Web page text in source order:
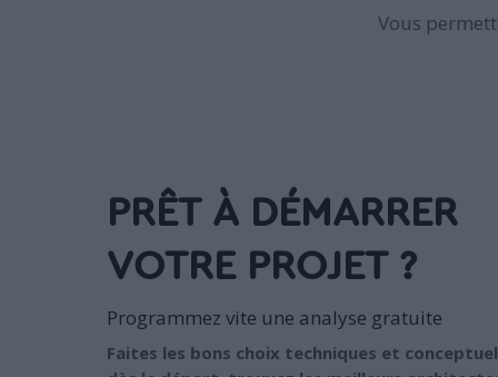
Vous
PRÊT À DÉMARRER
VOTRE PROJET ?
Programmez vite une analyse gratuite
Faites les bons choix techniques et